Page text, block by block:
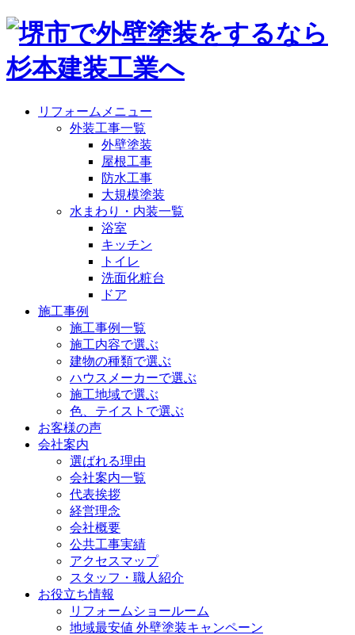
リフォームメニュー
外装工事一覧
外壁塗装
屋根工事
防水工事
大規模塗装
水まわり・内装一覧
浴室
キッチン
トイレ
洗面化粧台
ドア
施工事例
施工事例一覧
施工内容で選ぶ
建物の種類で選ぶ
ハウスメーカーで選ぶ
施工地域で選ぶ
色、テイストで選ぶ
お客様の声
会社案内
選ばれる理由
会社案内一覧
代表挨拶
経営理念
会社概要
公共工事実績
アクセスマップ
スタッフ・職人紹介
お役立ち情報
リフォームショールーム
地域最安値 外壁塗装キャンペーン